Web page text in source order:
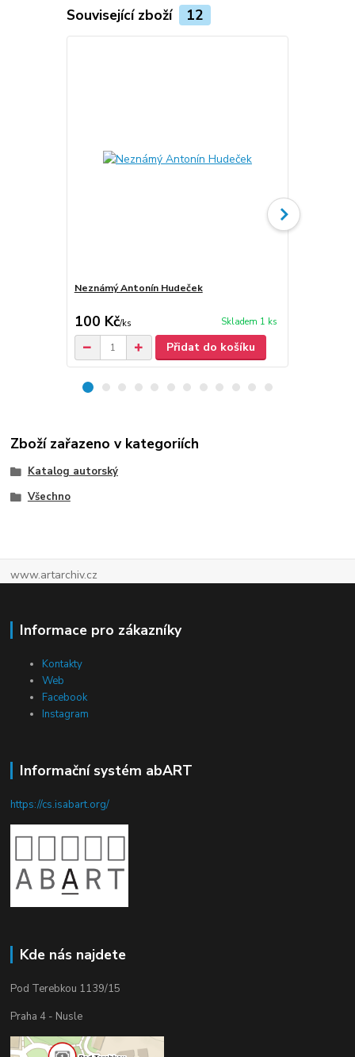
Související zboží 12
Neznámý Antonín Hudeček
100 Kč/ks Skladem 1 ks
Přidat do košíku
Zboží zařazeno v kategoriích
Katalog autorský
Všechno
www.artarchiv.cz
Informace pro zákazníky
Kontakty
Web
Facebook
Instagram
Informační systém abART
https://cs.isabart.org/
Kde nás najdete
Pod Terebkou 1139/15
Praha 4 - Nusle